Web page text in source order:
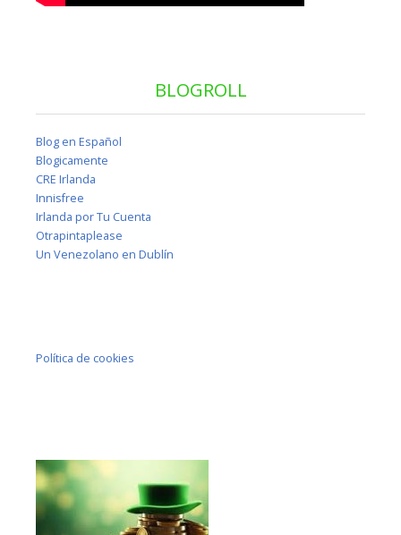
BLOGROLL
Blog en Español
Blogicamente
CRE Irlanda
Innisfree
Irlanda por Tu Cuenta
Otrapintaplease
Un Venezolano en Dublín
Política de cookies